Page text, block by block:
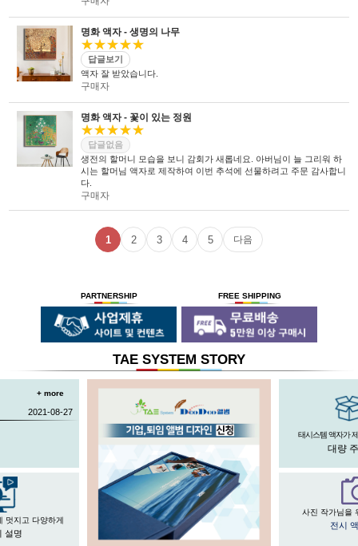
명화 액자 - 생명의 나무
★★★★★
답글보기
액자 잘 받았습니다.
구매자
명화 액자 - 꽃이 있는 정원
★★★★★
답글없음
생전의 할머니 모습을 보니 감회가 새롭네요. 아버님이 늘 그리워 하
시는 할머님 액자로 제작하여 이번 추석에 선물하려고 주문 감사합니
다.
구매자
1 2 3 4 5 다음
PARTNERSHIP FREE SHIPPING
TAE SYSTEM STORY
+ more
2021-08-27
태시스템 액자가
대량
멋지고 다양하게
설명
사진 작가님을
전시